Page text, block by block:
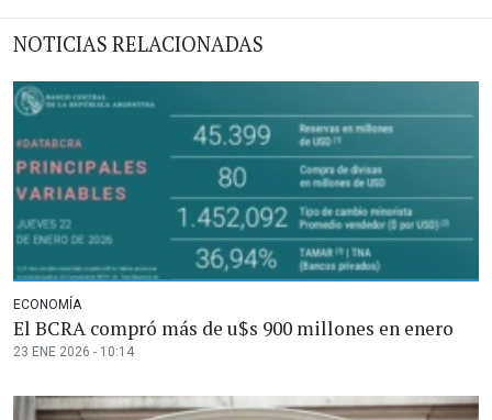
NOTICIAS RELACIONADAS
ECONOMÍA
El BCRA compró más de u$s 900 millones en enero
23 ENE 2026 - 10:14